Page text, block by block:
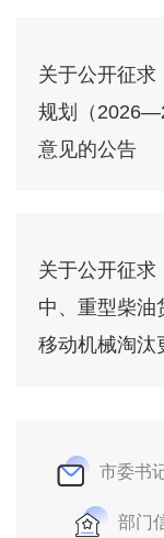
关于公开征求
规划（
意见的公告
关于公开征求
中、重型柴油
移动机械淘汰
市委书
部门